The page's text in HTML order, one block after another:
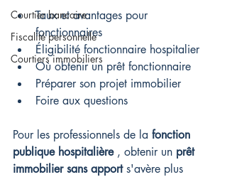
Courtier bancaire
Fiscalité personnelle
Courtiers immobiliers
Taux et avantages pour
fonctionnaires
Éligibilité fonctionnaire hospitalier
Où obtenir un prêt fonctionnaire
Préparer son projet immobilier
Foire aux questions
Pour les professionnels de la fonction
publique hospitalière , obtenir un prêt
immobilier sans apport s'avère plus